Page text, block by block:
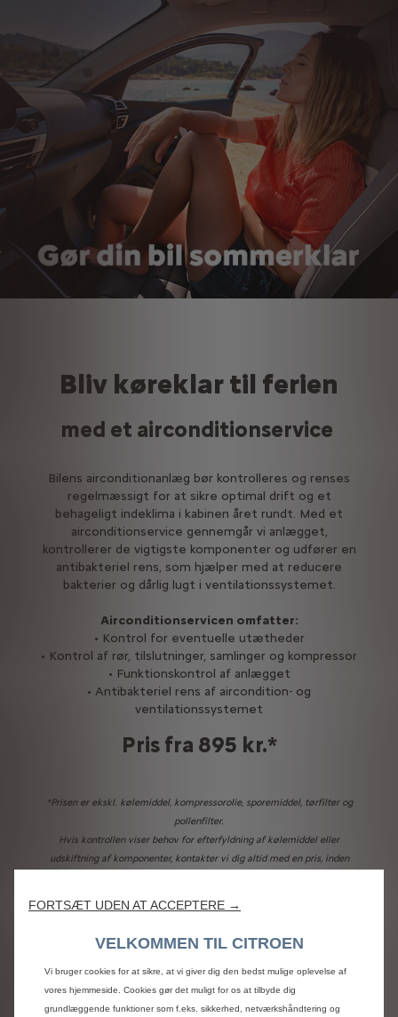
Bliv køreklar til ferien
med et airconditionservice
Bilens airconditionanlæg bør kontrolleres og renses
regelmæssigt for at sikre optimal drift og et
behageligt indeklima i kabinen året rundt. Med et
airconditionservice gennemgår vi anlægget,
kontrollerer de vigtigste komponenter og udfører en
antibakteriel rens, som hjælper med at reducere
bakterier og dårlig lugt i ventilationssystemet.
Airconditionservicen omfatter:
• Kontrol for eventuelle utætheder
• Kontrol af rør, tilslutninger, samlinger og kompressor
• Funktionskontrol af anlægget
• Antibakteriel rens af aircondition- og
ventilationssystemet
Pris fra 895 kr.*
*Prisen er ekskl. kølemiddel, kompressorolie, sporemiddel, tørfilter og
pollenfilter.
Hvis kontrollen viser behov for efterfyldning af kølemiddel eller
udskiftning af komponenter, kontakter vi dig altid med en pris, inden
airconditionservice
FORTSÆT UDEN AT ACCEPTERE →
VELKOMMEN TIL CITROEN
Vi bruger cookies for at sikre, at vi giver dig den bedst mulige oplevelse af
vores hjemmeside. Cookies gør det muligt for os at tilbyde dig
grundlæggende funktioner som f.eks. sikkerhed, netværkshåndtering og